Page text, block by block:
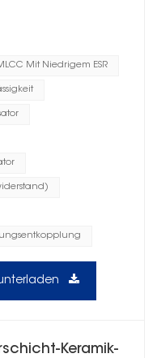
Mit Niedrigem ESR
Keramik-